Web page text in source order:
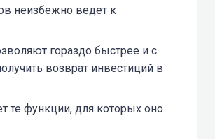
неизбежно ведет к
гораздо быстрее и с
возврат инвестиций в
те функции, для которых оно